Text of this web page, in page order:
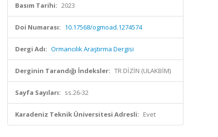
Basım Tarihi: 2023
Doi Numarası: 10.17568/ogmoad.1274574
Dergi Adı: Ormancılık Araştırma Dergisi
Derginin Tarandığı İndeksler: TR DİZİN (ULAKBİM)
Sayfa Sayıları: ss.26-32
Karadeniz Teknik Üniversitesi Adresli: Evet